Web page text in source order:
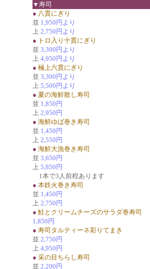
▼寿司
● 八貫にぎり
並 1,950円より
上 2,750円より
● トロ入り十貫にぎり
並 3,300円より
上 4,950円より
● 極上六貫にぎり
並 3,300円より
上 5,500円より
● 夏の海鮮散し寿司
並 1,850円
上 2,950円
● 海鮮ゆば巻き寿司
並 1,450円
上 2,550円
● 海鮮大漁巻き寿司
並 3,650円
上 5,850円
1本で3人前程あります
● 本鉄火巻き寿司
並 1,450円
上 2,750円
● 鮭とクリームチーズのサラダ巻寿司
1,850円
● 寿司タルティーネ彩りてまき
並 2,750円
上 4,950円
● 采の目ちらし寿司
並 2,200円